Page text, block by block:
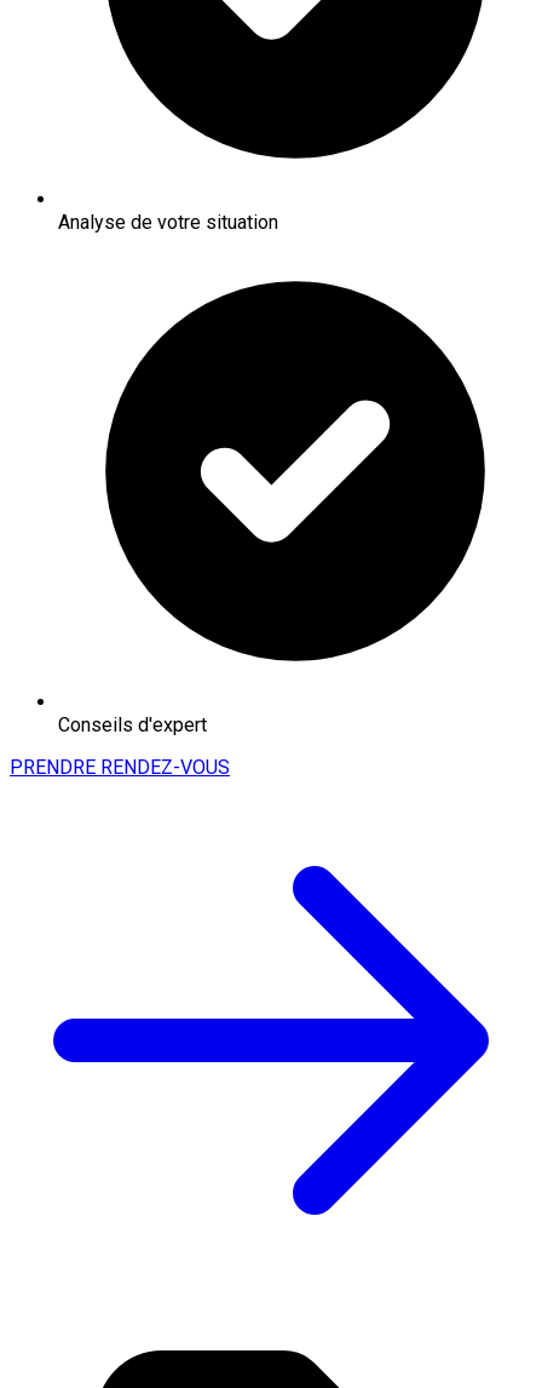
Analyse de votre situation
Conseils d'expert
PRENDRE RENDEZ-VOUS